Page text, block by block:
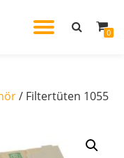
0
/ Filtertüten 1055